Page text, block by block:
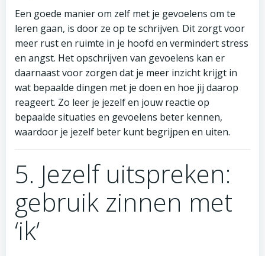
Een goede manier om zelf met je gevoelens om te
leren gaan, is door ze op te schrijven. Dit zorgt voor
meer rust en ruimte in je hoofd en vermindert stress
en angst. Het opschrijven van gevoelens kan er
daarnaast voor zorgen dat je meer inzicht krijgt in
wat bepaalde dingen met je doen en hoe jij daarop
reageert. Zo leer je jezelf en jouw reactie op
bepaalde situaties en gevoelens beter kennen,
waardoor je jezelf beter kunt begrijpen en uiten.
5. Jezelf uitspreken:
gebruik zinnen met
‘ik’